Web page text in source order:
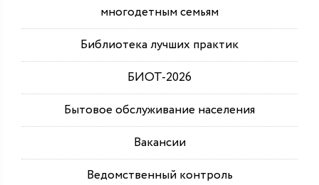
многодетным семьям
Библиотека лучших практик
БИОТ-2026
Бытовое обслуживание населения
Вакансии
Ведомственный контроль